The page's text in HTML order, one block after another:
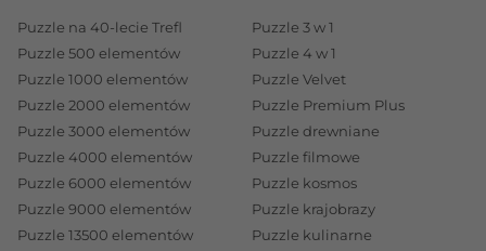
Puzzle na 40-lecie Trefl
Puzzle 500 elementów
Puzzle 1000 elementów
Puzzle 2000 elementów
Puzzle 3000 elementów
Puzzle 4000 elementów
Puzzle 6000 elementów
Puzzle 9000 elementów
Puzzle 13500 elementów
Puzzle 3 w 1
Puzzle 4 w 1
Puzzle Velvet
Puzzle Premium Plus
Puzzle drewniane
Puzzle filmowe
Puzzle kosmos
Puzzle krajobrazy
Puzzle kulinarne